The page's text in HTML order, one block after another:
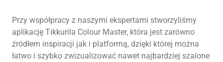
Przy współpracy z naszymi ekspertami stworzyliśmy
aplikację Tikkurila Colour Master, która jest zarówno
źródłem inspiracji jak i platformą, dzięki której można
łatwo i szybko zwizualizować nawet najbardziej szalone